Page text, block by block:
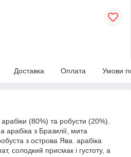
Доставка Оплата Умови
(80%) та робусти (20%).
арабіка з Бразилії, мита
з острова Ява. арабіка
солодкий присмак і густоту, а